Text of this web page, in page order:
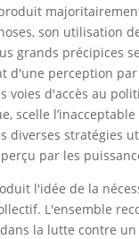
son
grands précipices
d'une perception
d'accès au
scelle
stratégies
par les
l'idée de la
L'ensemble
la lutte contre